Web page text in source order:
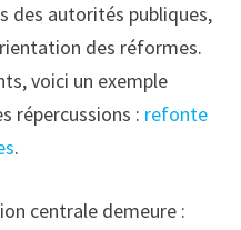
des autorités publiques,
des réformes.
voici un exemple
répercussions : refonte
.
centrale demeure :